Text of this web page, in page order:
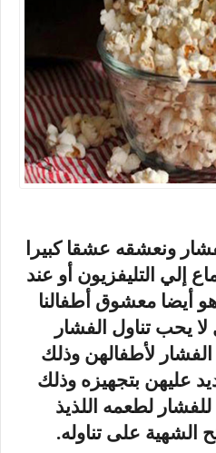
ونعشقه عشقا كبيرا
إلي التليفزيون أو عند
أيضا معشوق أطفالنا
يحب تناول الفشار
الفشار لأطفالهن وذلك
عليهن بتجهيزه وذلك
لطعمه اللذيذ
الشهية على تناوله.